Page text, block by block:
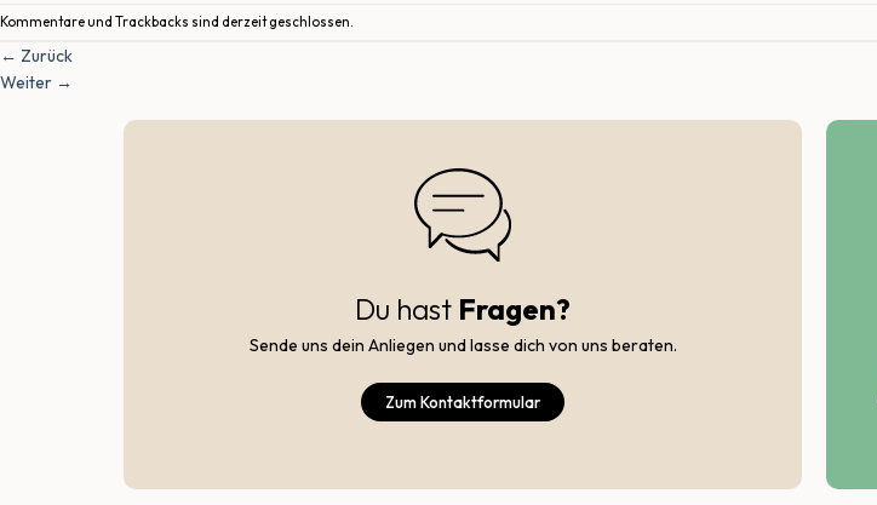
Kommentare und Trackbacks sind derzeit geschlossen.
← Zurück
Weiter →
Du hast Fragen?
Sende uns dein Anliegen und lasse dich von uns beraten.
Zum Kontaktformular